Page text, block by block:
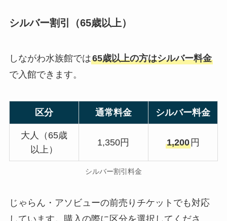
シルバー割引（65歳以上）
しながわ水族館では65歳以上の方はシルバー料金
で入館できます。
区分 通常料金 シルバー料金
大人（65歳
以上）
1,350円 1,200円
シルバー割引料金
じゃらん・アソビューの前売りチケットでも対応